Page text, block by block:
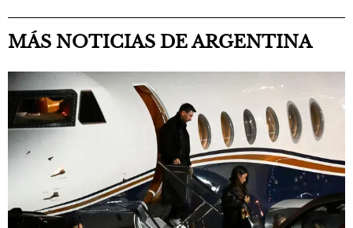
MÁS NOTICIAS DE ARGENTINA